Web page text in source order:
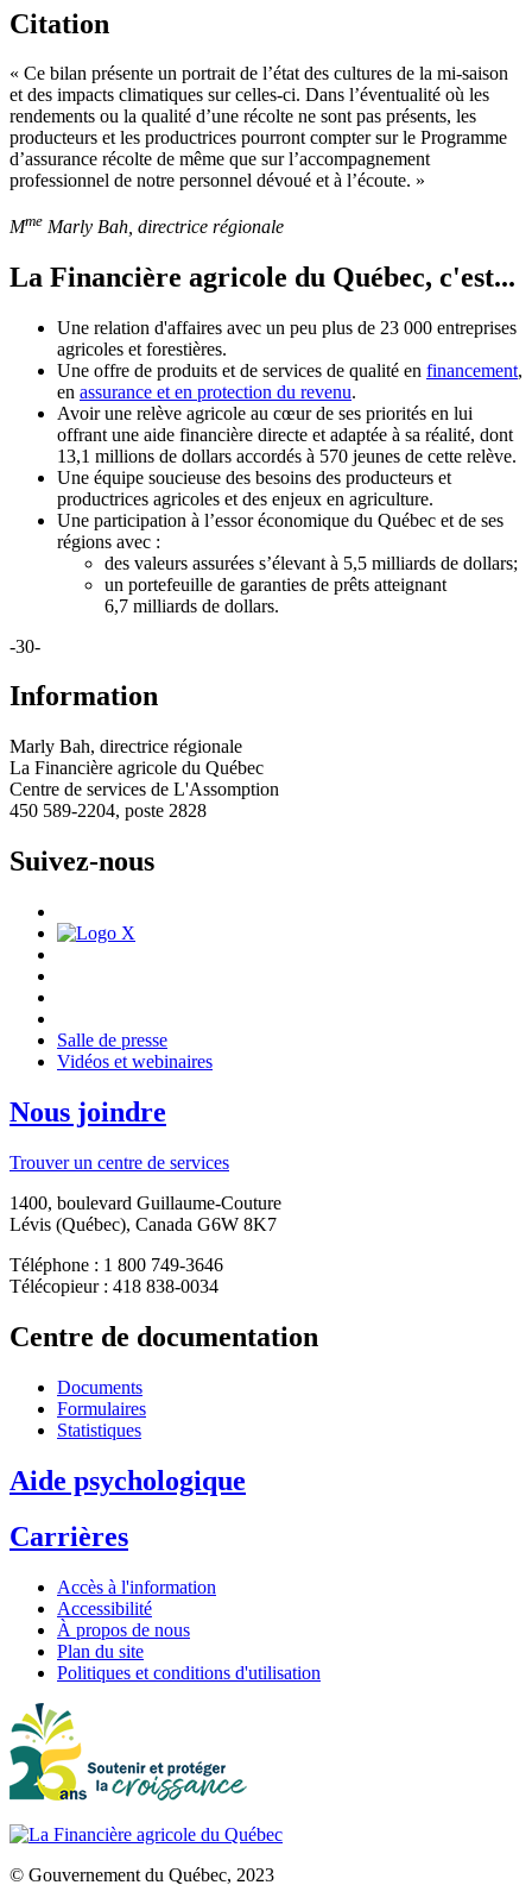
Citation
« Ce bilan présente un portrait de l’état des cultures de la mi-saison
et des impacts climatiques sur celles-ci. Dans l’éventualité où les
rendements ou la qualité d’une récolte ne sont pas présents, les
producteurs et les productrices pourront compter sur le Programme
d’assurance récolte de même que sur l’accompagnement
professionnel de notre personnel dévoué et à l’écoute. »
Mme Marly Bah, directrice régionale
La Financière agricole du Québec, c'est...
Une relation d'affaires avec un peu plus de 23 000 entreprises
agricoles et forestières.
Une offre de produits et de services de qualité en financement,
en assurance et en protection du revenu.
Avoir une relève agricole au cœur de ses priorités en lui
offrant une aide financière directe et adaptée à sa réalité, dont
13,1 millions de dollars accordés à 570 jeunes de cette relève.
Une équipe soucieuse des besoins des producteurs et
productrices agricoles et des enjeux en agriculture.
Une participation à l’essor économique du Québec et de ses
régions avec :
des valeurs assurées s’élevant à 5,5 milliards de dollars;
un portefeuille de garanties de prêts atteignant
6,7 milliards de dollars.
-30-
Information
Marly Bah, directrice régionale
La Financière agricole du Québec
Centre de services de L'Assomption
450 589-2204, poste 2828
Suivez-nous
Salle de presse
Vidéos et webinaires
Nous joindre
Trouver un centre de services
1400, boulevard Guillaume-Couture
Lévis (Québec), Canada G6W 8K7
Téléphone : 1 800 749-3646
Télécopieur : 418 838-0034
Centre de documentation
Documents
Formulaires
Statistiques
Aide psychologique
Carrières
Accès à l'information
Accessibilité
À propos de nous
Plan du site
Politiques et conditions d'utilisation
© Gouvernement du Québec, 2023